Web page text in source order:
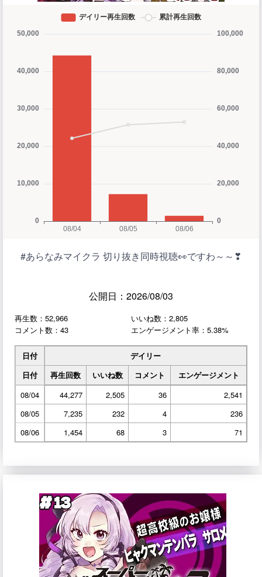
#あらなみマイクラ 切り抜き同時視聴👀ですわ～～❣
公開日：2026/08/03
再生数：52,966
いいね数：2,805
コメント数：43
エンゲージメント率：5.38%
日付
デイリー
日付
再生回数 いいね数 コメント
エンゲージメント
08/04
44,277 2,505 36
2,541
08/05
7,235 232 4
236
08/06
1,454 68 3 71